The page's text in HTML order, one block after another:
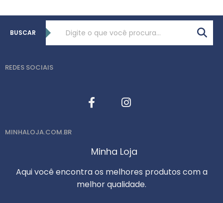
BUSCAR
REDES SOCIAIS
MINHALOJA.COM.BR
Minha Loja
Aqui você encontra os melhores produtos com a
melhor qualidade.